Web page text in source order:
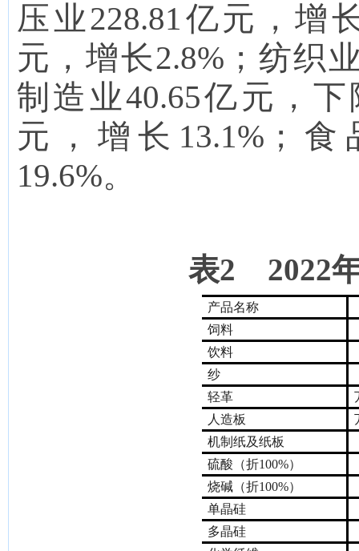
压业228.81亿元，增
元，增长2.8%；纺织
制造业40.65亿元，下
元， 增长 13.1%；
19.6%。
表2 2022
产品名称
饲料
饮料
纱
轻革
人造板
机制纸及纸板
硫酸（折100%）
烧碱（折100%）
单晶硅
多晶硅